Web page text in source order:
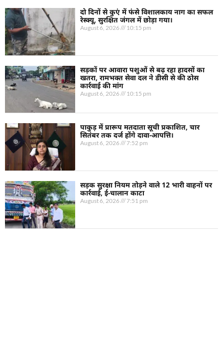
दो दिनों से कुएं में फंसे विशालकाय नाग का सफल
रेस्क्यू, सुरक्षित जंगल में छोड़ा गया।
August 6, 2026 10:15 pm
सड़कों पर आवारा पशुओं से बढ़ रहा हादसों का
खतरा, रामभक्त सेवा दल ने डीसी से की ठोस
कार्रवाई की मांग
August 6, 2026 10:15 pm
पाकुड़ में प्रारूप मतदाता सूची प्रकाशित, चार
सितंबर तक दर्ज होंगे दावा-आपत्ति।
August 6, 2026 7:52 pm
सड़क सुरक्षा नियम तोड़ने वाले 12 भारी वाहनों पर
कार्रवाई, ई-चालान काटा
August 6, 2026 7:51 pm